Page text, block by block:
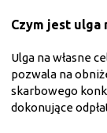
Czym jest ulga
Ulga na własne
pozwala na
skarbowego
dokonujące